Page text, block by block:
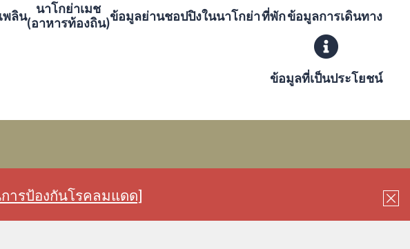
พลิน
นาโกย่าเมช
(อาหารท้องถิน)ข้อมูลย่านชอปปิงในนาโกย่าที่พักข้อมูลการเดินทาง
ข้อมูลที่เป็นประโยชน์
ารป้องกันโรคลมแดด]